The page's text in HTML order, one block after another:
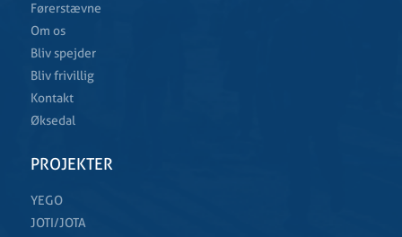
Førerstævne
Om os
Bliv spejder
Bliv frivillig
Kontakt
Øksedal
PROJEKTER
YEGO
JOTI/JOTA